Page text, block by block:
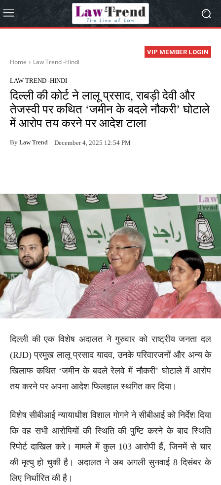
VIP MEMBER LOGIN
Home Law Trend -Hindi
LAW TREND -HINDI
दिल्ली की कोर्ट ने लालू प्रसाद, राबड़ी देवी और
तेजस्वी पर कथित ‘जमीन के बदले नौकरी’ घोटाले
में आरोप तय करने पर आदेश टाला
By Law Trend December 4, 2025 12:54 PM
दिल्ली की एक विशेष अदालत ने गुरुवार को राष्ट्रीय जनता दल
(RJD) प्रमुख लालू प्रसाद यादव, उनके परिवारजनों और अन्य के
खिलाफ कथित ‘जमीन के बदले रेलवे में नौकरी’ घोटाले में आरोप
तय करने पर अपना आदेश फिलहाल स्थगित कर दिया।
विशेष सीबीआई न्यायाधीश विशाल गोगने ने सीबीआई को निर्देश दिया
कि वह सभी आरोपियों की स्थिति की पुष्टि करने के बाद स्थिति
रिपोर्ट दाखिल करे। मामले में कुल 103 आरोपी हैं, जिनमें से चार
की मृत्यु हो चुकी है। अदालत ने अब अगली सुनवाई 8 दिसंबर के
लिए निर्धारित की है।